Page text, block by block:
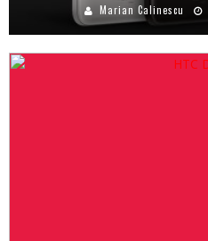
Marian Calinescu